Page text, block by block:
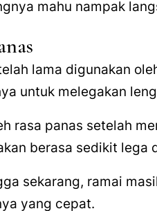
mahu nampak
lama digunakan
untuk melegakan
rasa panas setelah
berasa sedikit lega
sekarang, ramai
yang cepat.